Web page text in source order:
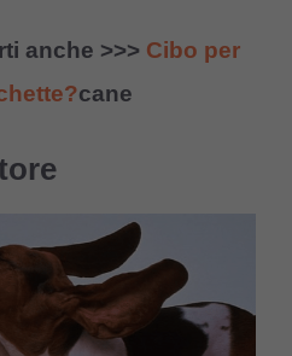
anche >>> Cibo per
cane